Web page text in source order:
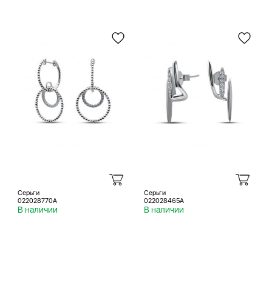
Серьги
022028770A
В наличии
Серьги
022028465A
В наличии